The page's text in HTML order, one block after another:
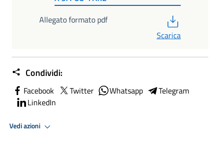
Allegato formato pdf
Scarica
Condividi:
Facebook Twitter Whatsapp
Telegram
LinkedIn
Vedi azioni